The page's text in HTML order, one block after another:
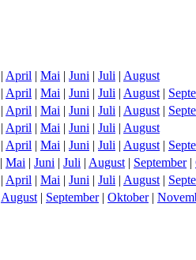
| April | Mai | Juni | Juli | August
| April | Mai | Juni | Juli | August|
| April | Mai | Juni | Juli | August|
| April | Mai | Juni | Juli | August
| April | Mai | Juni | Juli | August|
| Mai | Juni | Juli | August| September|
| April | Mai | Juni | Juli | August|
August| September| Oktober|